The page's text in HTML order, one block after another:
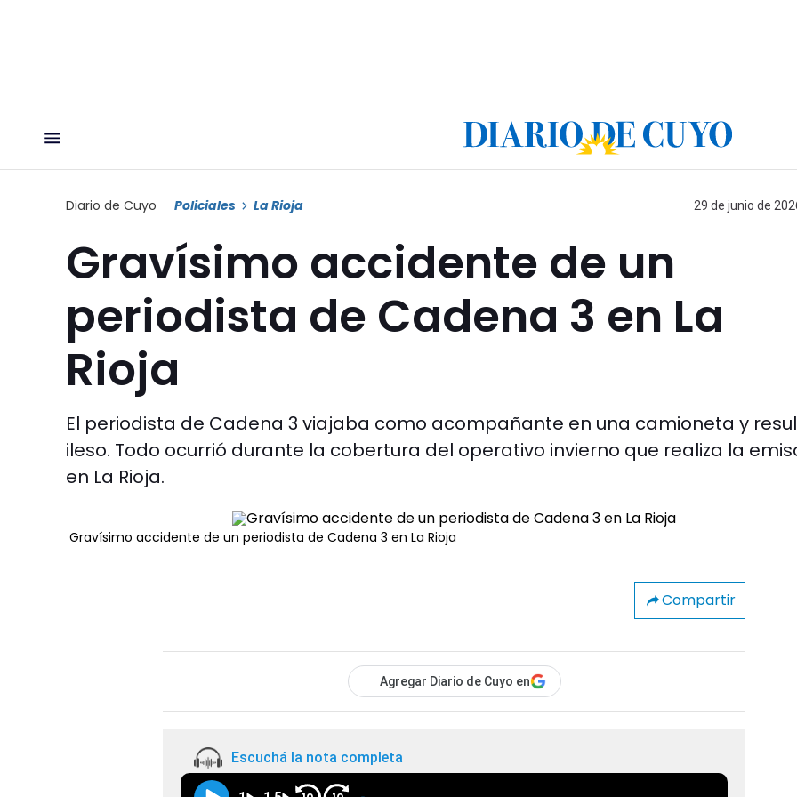
Diario de Cuyo Policiales La Rioja 29 de junio de
Gravísimo accidente de un
periodista de Cadena 3 en La
Rioja
El periodista de Cadena 3 viajaba como acompañante en una camioneta y
ileso. Todo ocurrió durante la cobertura del operativo invierno que realiza la
en La Rioja.
Gravísimo accidente de un periodista de Cadena 3 en La Rioja
Compartir
Agregar Diario de Cuyo en
Escuchá la nota completa